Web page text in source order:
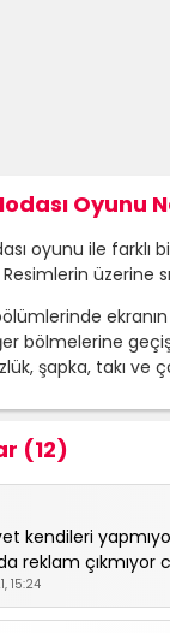
Oyunu
oyunu ile farklı
üzerine
bölmelerine
şapka, takı ve
(12)
kendileri
reklam çıkmıyor
15:24